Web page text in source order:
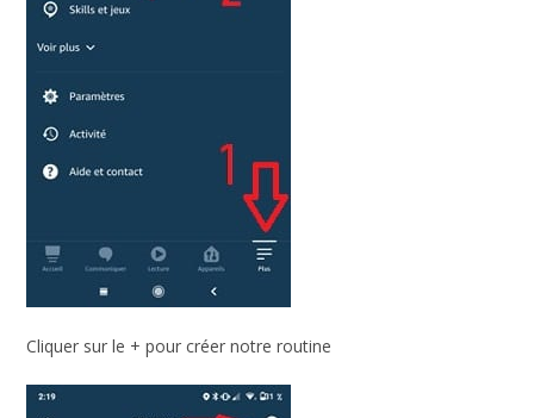
Cliquer sur le + pour créer notre routine